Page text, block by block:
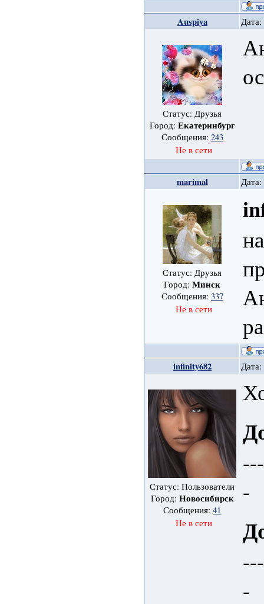
Auspiya Дата:
Статус: Друзья
Город: Екатеринбург
Сообщения: 243
Не в сети
marimal Дата:
Статус: Друзья
Город:Минск
Сообщения: 337
Не в сети
infinity682 Дата:
Статус: Пользователи
Город: Новосибирск
Сообщения:41
Не в сети
-
-